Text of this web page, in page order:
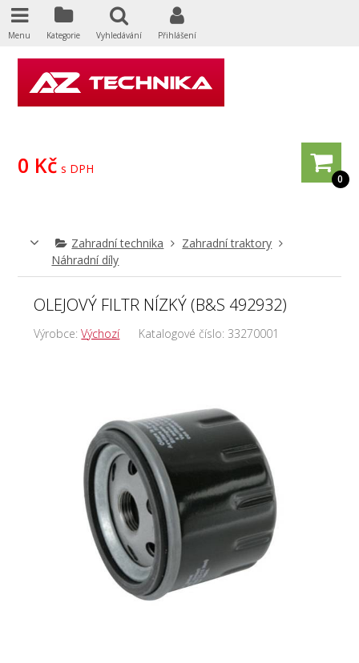
0
0 Kč s DPH
Zahradní technika
Zahradní traktory
Náhradní díly
OLEJOVÝ FILTR NÍZKÝ (B&S 492932)
Výrobce:Výchozí Katalogové číslo: 33270001
Menu Kategorie Vyhledávání Přihlášení